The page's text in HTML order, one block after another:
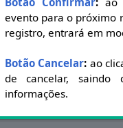
evento para o próximo
registro, entrará em
Botão Cancelar: ao
de cancelar,
informações.